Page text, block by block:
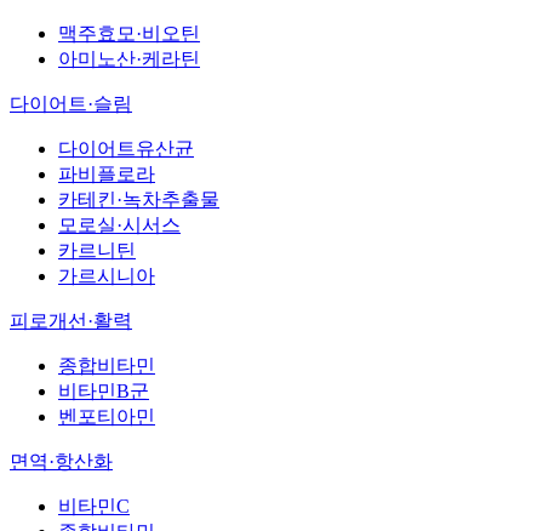
맥주효모·비오틴
아미노산·케라틴
다이어트·슬림
다이어트유산균
파비플로라
카테킨·녹차추출물
모로실·시서스
카르니틴
가르시니아
피로개선·활력
종합비타민
비타민B군
벤포티아민
면역·항산화
비타민C